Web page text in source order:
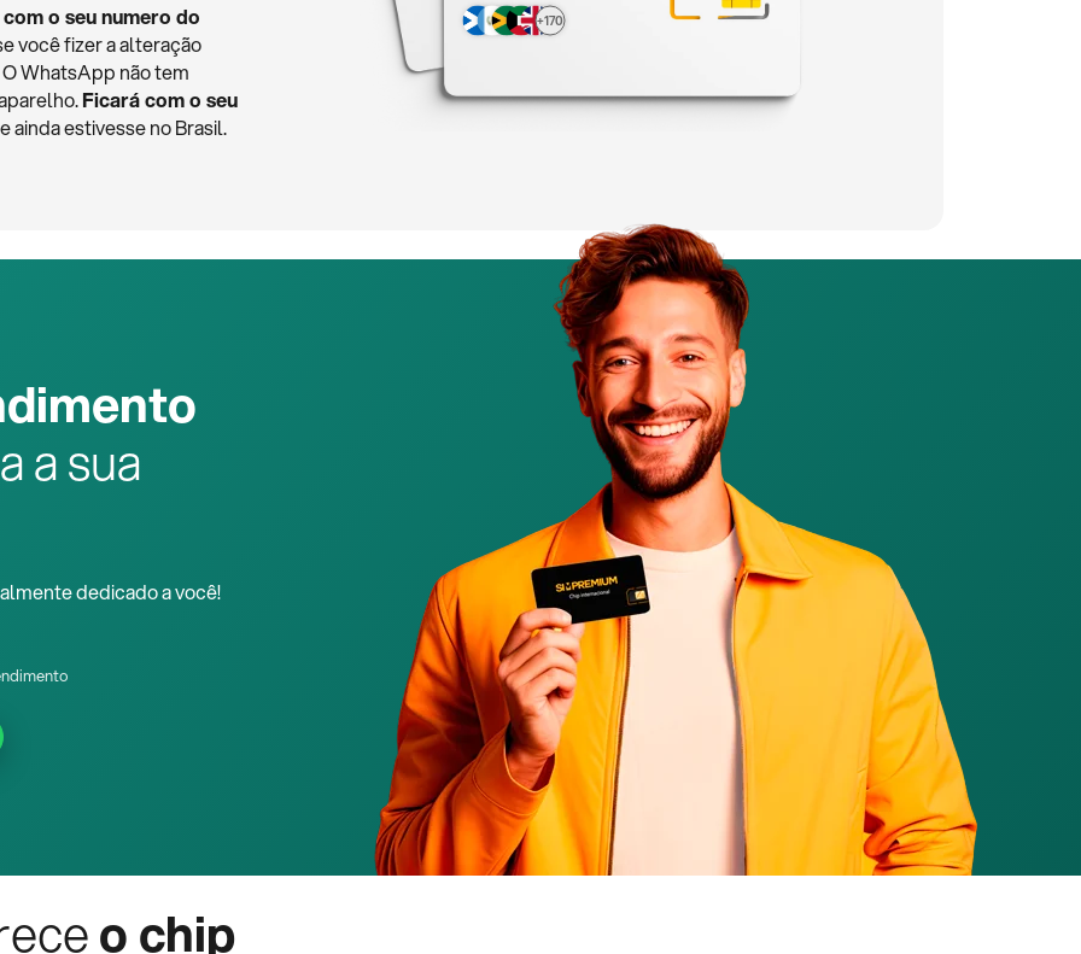
o seu numero do
você fizer a alteração
WhatsApp não tem
Ficará com o seu
estivesse no Brasil.
+170
a sua
dedicado a você!
o chip